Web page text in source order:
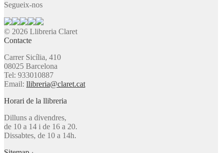
Segueix-nos
© 2026 Llibreria Claret
Contacte
Carrer Sicília, 410
08025 Barcelona
Tel: 933010887
Email: llibreria@claret.cat
Horari de la llibreria
Dilluns a divendres,
de 10 a 14 i de 16 a 20.
Dissabtes, de 10 a 14h.